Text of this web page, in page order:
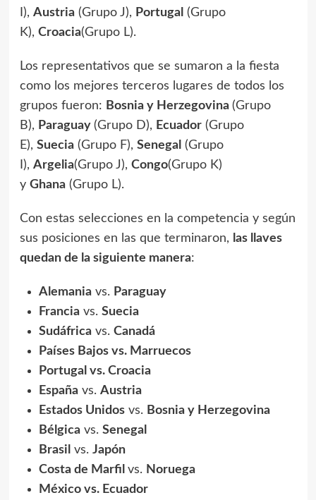
I), Austria(Grupo J), Portugal (Grupo
K), Croacia(Grupo L).
Los representativos que se sumaron a la fiesta
como los mejores terceros lugares de todos los
grupos fueron: Bosnia y Herzegovina (Grupo
B), Paraguay (Grupo D), Ecuador(Grupo
E), Suecia(Grupo F), Senegal (Grupo
I), Argelia(Grupo J), Congo(Grupo K)
y Ghana(Grupo L).
Con estas selecciones en la competencia y según
sus posiciones en las que terminaron, las llaves
quedan de la siguiente manera:
Alemaniavs. Paraguay
Franciavs. Suecia
Sudáfricavs. Canadá
Países Bajos vs. Marruecos
Portugal vs. Croacia
Españavs. Austria
Estados Unidosvs. Bosnia y Herzegovina
Bélgicavs. Senegal
Brasil vs. Japón
Costa de Marfil vs. Noruega
México vs. Ecuador